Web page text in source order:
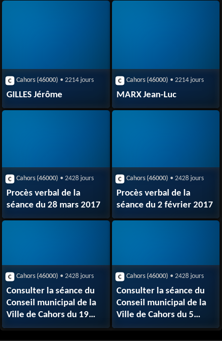
Cahors (46000) • 2214 jours
GILLES Jérôme
Cahors (46000) • 2214 jours
MARX Jean-Luc
Cahors (46000) • 2428 jours
Procès verbal de la
séance du 28 mars 2017
Cahors (46000) • 2428 jours
Procès verbal de la
séance du 2 février 2017
Cahors (46000) • 2428 jours
Consulter la séance du
Conseil municipal de la
Ville de Cahors du 19
septembre 2017
Cahors (46000) • 2428 jours
Consulter la séance du
Conseil municipal de la
Ville de Cahors du 5
juillet 2017